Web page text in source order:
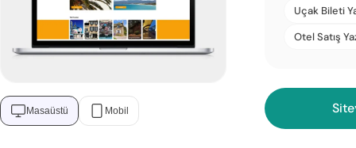
Masaüstü Mobil
Uçak Bileti
Otel Satış